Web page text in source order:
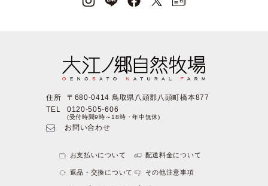
住所
〒680-0414 鳥取県八頭郡八頭町橋本877
TEL
0120-505-606
(受付時間9時～18時・年中無休)
お問い合わせ
お支払いについて 配送料金について
返品・交換について その他注意事項